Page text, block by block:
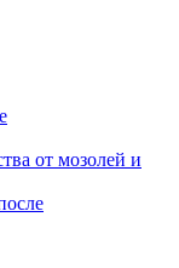
от мозолей и